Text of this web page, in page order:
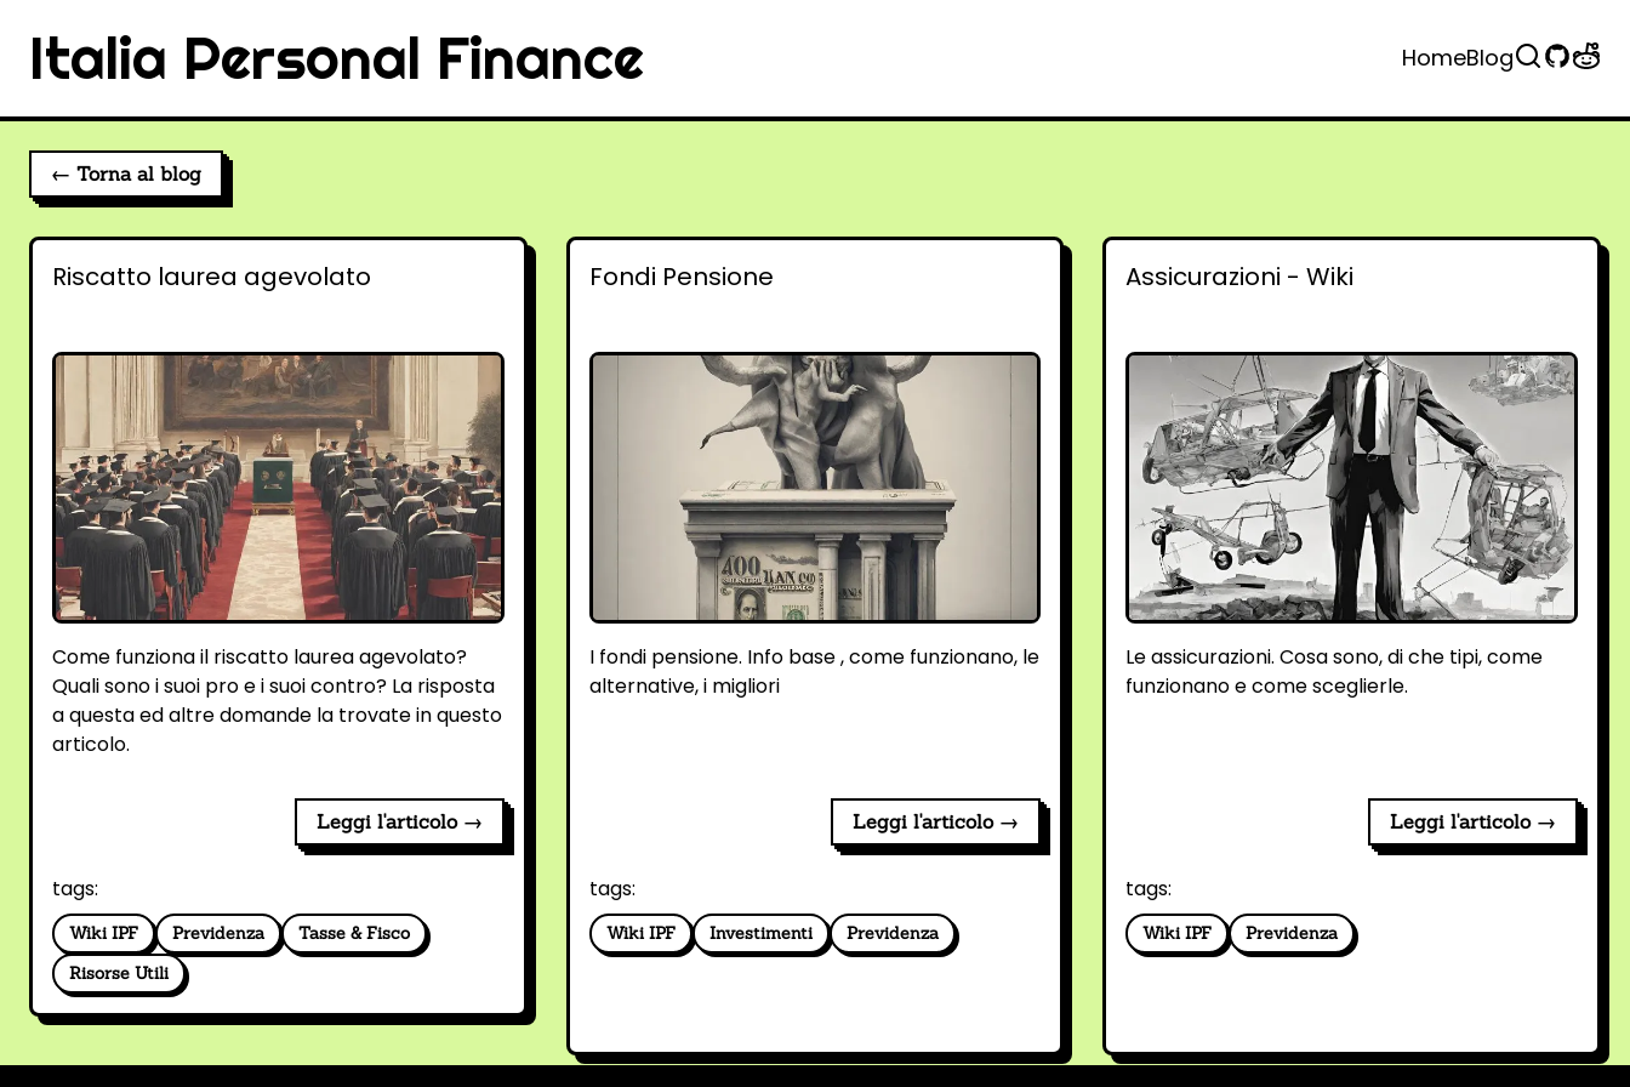
Italia Personal Finance HomeBlog
← Torna al blog
Riscatto laurea agevolato
Come funziona il riscatto laurea agevolato?
Quali sono i suoi pro e i suoi contro? La risposta
a questa ed altre domande la trovate in questo
articolo.
Leggi l'articolo →
tags:
Wiki IPF Previdenza
Tasse & Fisco
Risorse Utili
Fondi Pensione
I fondi pensione. Info base , come funzionano, le
alternative, i migliori
Leggi l'articolo →
tags:
Wiki IPF Investimenti Previdenza
Assicurazioni - Wiki
Le assicurazioni. Cosa sono, di che tipi, come
funzionano e come sceglierle.
Leggi l'articolo →
tags:
Wiki IPF Previdenza